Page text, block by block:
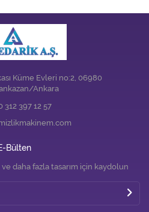
Küme Evleri no:2, 06980
Ankara
312 397 12 57
Bülten
daha fazla tasarım için kaydolun